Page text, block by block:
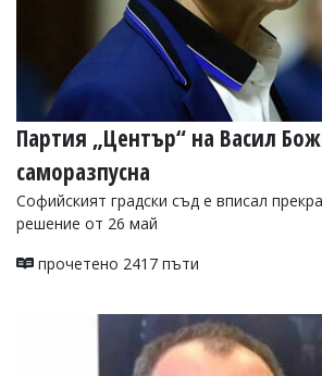
Партия „Център“ на Васил
саморазпусна
Софийският градски съд е вписал
решение от 26 май
прочетено 2417 пъти